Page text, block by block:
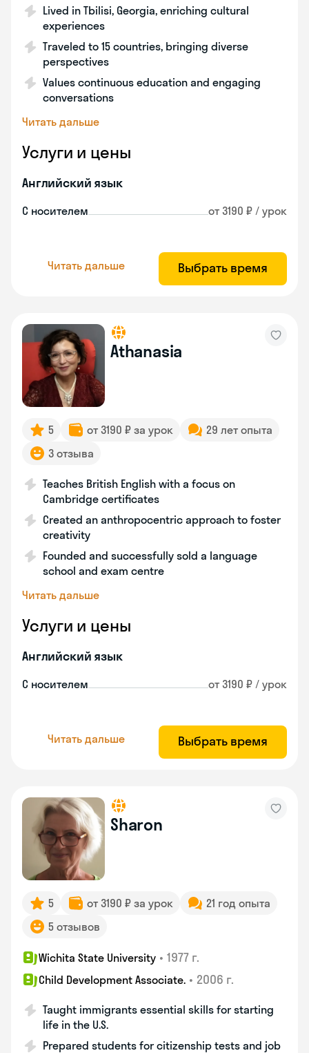
Lived in Tbilisi, Georgia, enriching cultural
experiences
Traveled to 15 countries, bringing diverse
perspectives
Values continuous education and engaging
conversations
Читать дальше
Услуги и цены
Английский язык
С носителем от 3190 ₽ / урок
Читать дальше Выбрать время
Athanasia
5 от 3190 ₽ за урок
29 лет опыта
3 отзыва
Teaches British English with a focus on
Cambridge certificates
Created an anthropocentric approach to foster
creativity
Founded and successfully sold a language
school and exam centre
Читать дальше
Услуги и цены
Английский язык
С носителем от 3190 ₽ / урок
Читать дальше Выбрать время
Sharon
5 от 3190 ₽ за урок
21 год опыта
5 отзывов
Wichita State University • 1977 г.
Child Development Associate. • 2006 г.
Taught immigrants essential skills for starting
life in the U.S.
Prepared students for citizenship tests and job